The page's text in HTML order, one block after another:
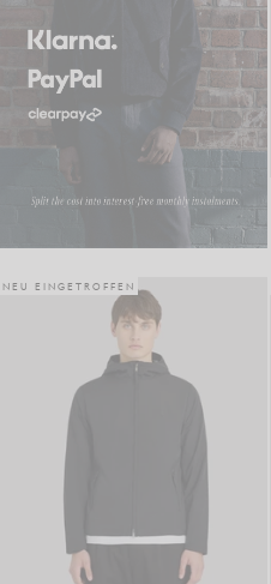
NEU EINGETROFFEN